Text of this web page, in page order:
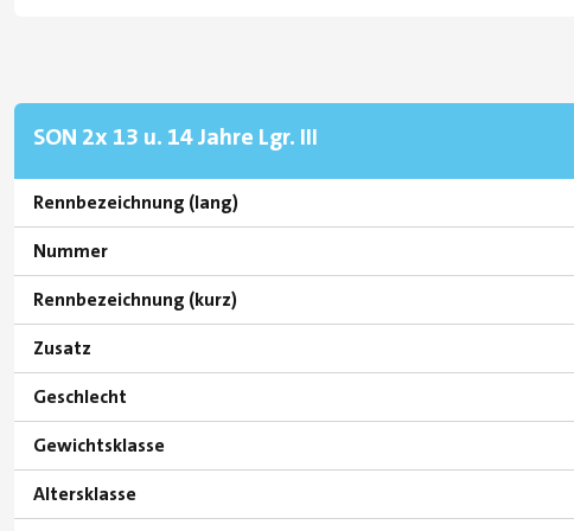
SON 2x 13 u. 14 Jahre Lgr. III
Rennbezeichnung (lang)
Nummer
Rennbezeichnung (kurz)
Zusatz
Geschlecht
Gewichtsklasse
Altersklasse